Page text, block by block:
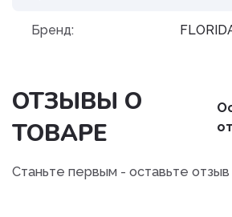
Бренд:
ОТЗЫВЫ О
ТОВАРЕ
Станьте первым - оставьте